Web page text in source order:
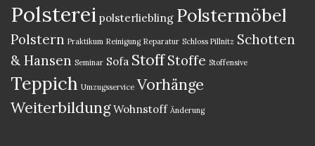
Polsterei polsterliebling Polstermöbel
Polstern Praktikum Reinigung Reparatur Schloss Pillnitz Schotten
& Hansen Seminar Sofa Stoff Stoffe Stoffensive
Teppich Umzugsservice Vorhänge
Weiterbildung Wohnstoff Änderung